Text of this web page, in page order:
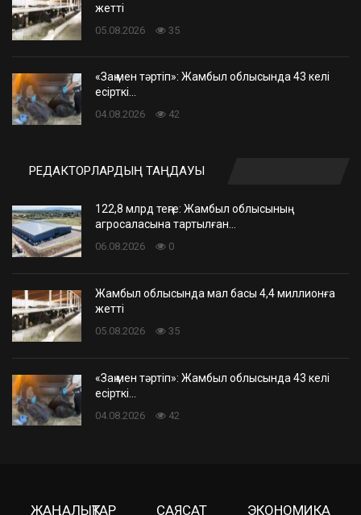
жетті
05.08.2026 35
«Заң мен тәртіп»: Жамбыл облысында 43 келі
есірткі…
04.08.2026 42
РЕДАКТОРЛАРДЫҢ ТАҢДАУЫ
122,8 млрд теңге: Жамбыл облысының
агросаласына тартылған…
06.08.2026 0
Жамбыл облысында мал басы 4,4 миллионға
жетті
05.08.2026 35
«Заң мен тәртіп»: Жамбыл облысында 43 келі
есірткі…
04.08.2026 42
ЖАҢАЛЫҚТАР САЯСАТ ЭКОНОМИКА